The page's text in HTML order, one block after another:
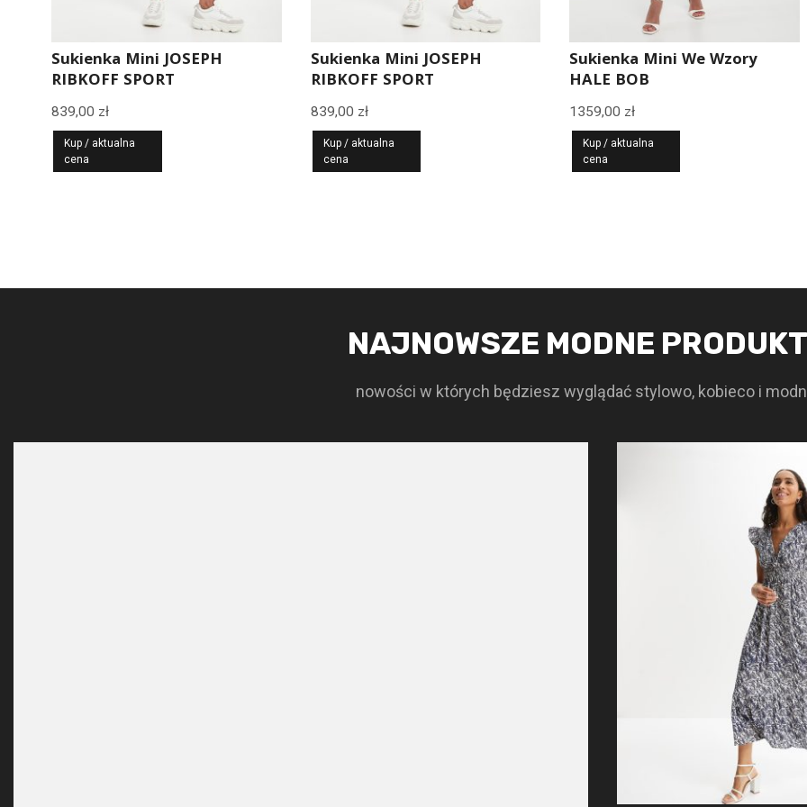
Sukienka Mini JOSEPH
RIBKOFF SPORT
839,00 zł
Kup / aktualna
cena
Sukienka Mini JOSEPH
RIBKOFF SPORT
839,00 zł
Kup / aktualna
cena
Sukienka Mini We Wzory
HALE BOB
1359,00 zł
Kup / aktualna
cena
NAJNOWSZE MODNE
nowości w których będziesz wyglądać stylowo, kobieco i